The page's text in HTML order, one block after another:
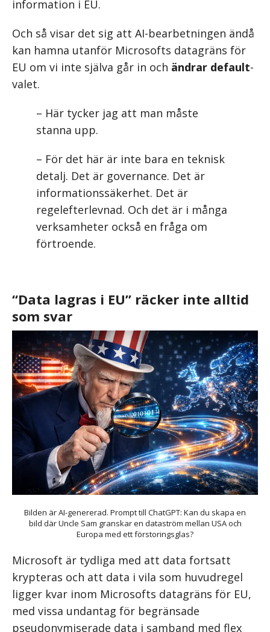
information i EU.
Och så visar det sig att AI-bearbetningen ändå
kan hamna utanför Microsofts datagräns för
EU om vi inte själva går in och ändrar default-
valet.
– Här tycker jag att man måste
stanna upp.
– För det här är inte bara en teknisk
detalj. Det är governance. Det är
informationssäkerhet. Det är
regelefterlevnad. Och det är i många
verksamheter också en fråga om
förtroende.
“Data lagras i EU” räcker inte alltid
som svar
Bilden är AI-genererad. Prompt till ChatGPT: Kan du skapa en
bild där Uncle Sam granskar en dataström mellan USA och
Europa med ett förstoringsglas?
Microsoft är tydliga med att data fortsatt
krypteras och att data i vila som huvudregel
ligger kvar inom Microsofts datagräns för EU,
med vissa undantag för begränsade
pseudonymiserade data i samband med flex